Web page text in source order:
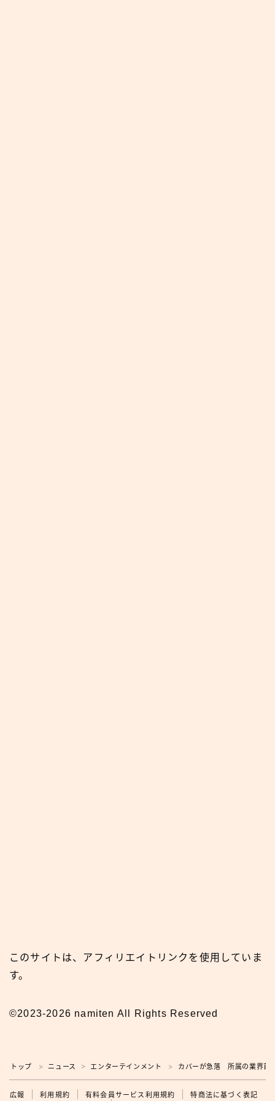
広報
このサイトは、アフィリエイトリンクを使用していま
す。
©2023-2026 namiten All Rights Reserved
トップ ＞ ニュース ＞ エンターテインメント ＞ カバーが急落 所属の業界首
広報 利用規約 有料会員サービス利用規約
特商法に基づく表記